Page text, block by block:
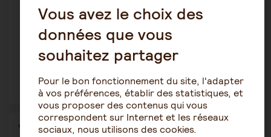
3 décembre 2019 7:34
alzheimer apa diabète
1589
1 … 32 33 34 35 36
Vous avez le choix des
données que vous
souhaitez partager
Pour le bon fonctionnement du site, l'adapter
à vos préférences, établir des statistiques, et
vous proposer des contenus qui vous
correspondent sur Internet et les réseaux
sociaux, nous utilisons des cookies.